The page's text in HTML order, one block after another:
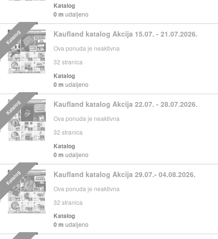
Katalog
0 m udaljeno
Kaufland katalog Akcija 15.07. - 21.07.2026.
Ova ponuda je neaktivna
32 stranica
Katalog
0 m udaljeno
Katalog
Kaufland katalog Akcija 22.07. - 28.07.2026.
Ova ponuda je neaktivna
32 stranica
Katalog
0 m udaljeno
Katalog
Kaufland katalog Akcija 29.07.- 04.08.2026.
Ova ponuda je neaktivna
32 stranica
Katalog
0 m udaljeno
Katalog